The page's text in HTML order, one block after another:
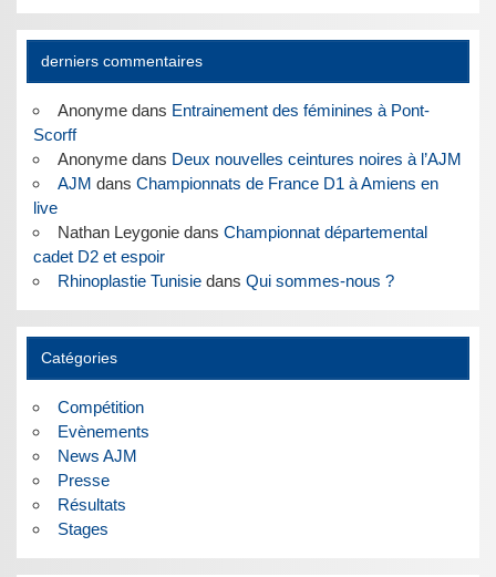
derniers commentaires
Anonymedans Entrainement des féminines à Pont-
Scorff
Anonymedans Deux nouvelles ceintures noires à l’AJM
AJM dans Championnats de France D1 à Amiens en
live
Nathan Leygoniedans Championnat départemental
cadet D2 et espoir
Rhinoplastie Tunisiedans Qui sommes-nous ?
Catégories
Compétition
Evènements
News AJM
Presse
Résultats
Stages